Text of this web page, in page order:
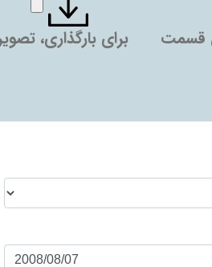
قسمت
برای بارگذاری،